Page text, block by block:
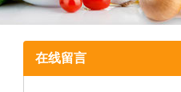
在线留言